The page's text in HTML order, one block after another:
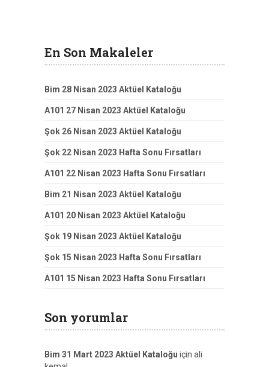
En Son Makaleler
Bim 28 Nisan 2023 Aktüel Kataloğu
A101 27 Nisan 2023 Aktüel Kataloğu
Şok 26 Nisan 2023 Aktüel Kataloğu
Şok 22 Nisan 2023 Hafta Sonu Fırsatları
A101 22 Nisan 2023 Hafta Sonu Fırsatları
Bim 21 Nisan 2023 Aktüel Kataloğu
A101 20 Nisan 2023 Aktüel Kataloğu
Şok 19 Nisan 2023 Aktüel Kataloğu
Şok 15 Nisan 2023 Hafta Sonu Fırsatları
A101 15 Nisan 2023 Hafta Sonu Fırsatları
Son yorumlar
Bim 31 Mart 2023 Aktüel Kataloğu için ali